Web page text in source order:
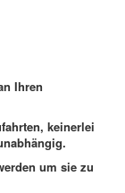
Ihren
keinerlei
um sie zu